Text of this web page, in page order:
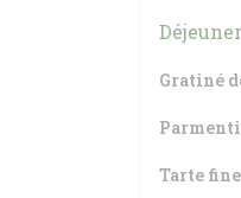
Gratiné
Tarte